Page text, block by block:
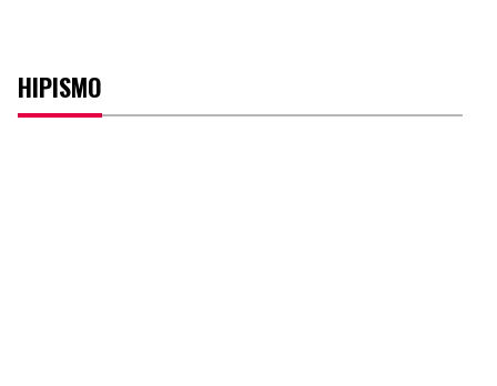
HIPISMO